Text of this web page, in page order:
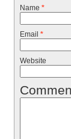
Name *
Email *
Website